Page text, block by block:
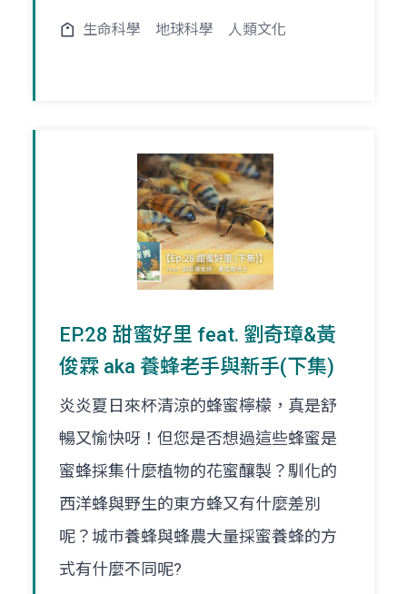
生命科學 地球科學 人類文化
EP.28 甜蜜好里 feat. 劉奇璋&黃
俊霖 aka 養蜂老手與新手(下集)
炎炎夏日來杯清涼的蜂蜜檸檬，真是舒
暢又愉快呀！但您是否想過這些蜂蜜是
蜜蜂採集什麼植物的花蜜釀製？馴化的
西洋蜂與野生的東方蜂又有什麼差別
呢？城巿養蜂與蜂農大量採蜜養蜂的方
式有什麼不同呢?